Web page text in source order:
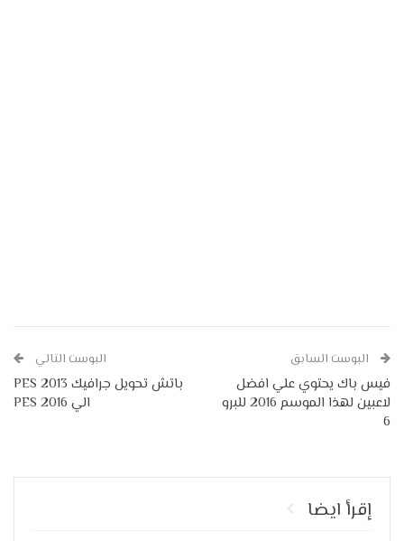
البوست السابق
فيس باك يحتوي علي افضل
لاعبين لهذا الموسم 2016 للبرو
6
البوست التالي
باتش تحويل جرافيك PES 2013
الي PES 2016
إقرأ ايضا